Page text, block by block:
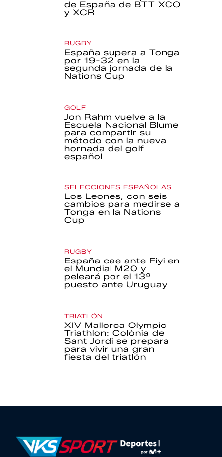
de España de BTT XCO
y XCR
RUGBY
España supera a Tonga
por 19-32 en la
segunda jornada de la
Nations Cup
GOLF
Jon Rahm vuelve a la
Escuela Nacional Blume
para compartir su
método con la nueva
hornada del golf
español
SELECCIONES ESPAÑOLAS
Los Leones, con seis
cambios para medirse a
Tonga en la Nations
Cup
RUGBY
España cae ante Fiyi en
el Mundial M20 y
peleará por el 13º
puesto ante Uruguay
TRIATLÓN
XIV Mallorca Olympic
Triathlon: Colònia de
Sant Jordi se prepara
para vivir una gran
fiesta del triatlón